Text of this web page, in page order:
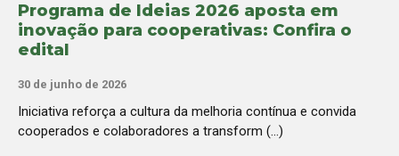
Programa de Ideias 2026 aposta em
inovação para cooperativas: Confira o
edital
30 de junho de 2026
Iniciativa reforça a cultura da melhoria contínua e convida
cooperados e colaboradores a transform (...)